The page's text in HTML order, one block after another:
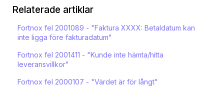
Relaterade artiklar
Fortnox fel 2001089 - "Faktura XXXX: Betaldatum kan
inte ligga före fakturadatum"
Fortnox fel 2001411 - "Kunde inte hämta/hitta
leveransvillkor"
Fortnox fel 2000107 - "Värdet är för långt"